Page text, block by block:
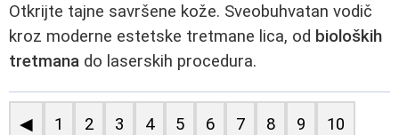
Otkrijte tajne savršene kože. Sveobuhvatan vodič
kroz moderne estetske tretmane lica, od bioloških
tretmana do laserskih procedura.
◀ 1 2 3 4 5 6 7 8 9 10